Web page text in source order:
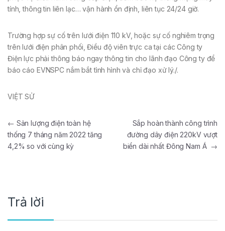
tính, thông tin liên lạc… vận hành ổn định, liên tục 24/24 giờ.
Trường hợp sự cố trên lưới điện 110 kV, hoặc sự cố nghiêm trọng
trên lưới điện phân phối, Điều độ viên trực ca tại các Công ty
Điện lực phải thông báo ngay thông tin cho lãnh đạo Công ty để
báo cáo EVNSPC nắm bắt tình hình và chỉ đạo xử lý./.
VIỆT SỬ
Điều hướng bài viết
← Sản lượng điện toàn hệ
thống 7 tháng năm 2022 tăng
4,2% so với cùng kỳ
Sắp hoàn thành công trình
đường dây điện 220kV vượt
biển dài nhất Đông Nam Á →
Trả lời